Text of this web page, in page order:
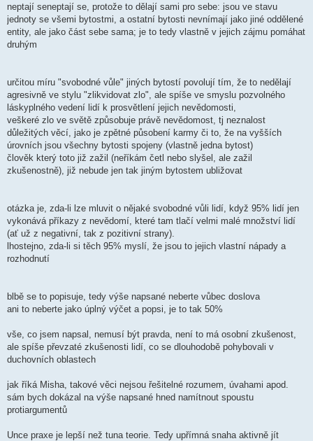
neptají seneptají se, protože to dělají sami pro sebe: jsou ve stavu
jednoty se všemi bytostmi, a ostatní bytosti nevnímají jako jiné oddělené
entity, ale jako část sebe sama; je to tedy vlastně v jejich zájmu pomáhat
druhým
určitou míru "svobodné vůle" jiných bytostí povolují tím, že to nedělají
agresivně ve stylu "zlikvidovat zlo", ale spíše ve smyslu pozvolného
láskyplného vedení lidí k prosvětlení jejich nevědomosti,
veškeré zlo ve světě způsobuje právě nevědomost, tj neznalost
důležitých věcí, jako je zpětné působení karmy či to, že na vyšších
úrovních jsou všechny bytosti spojeny (vlastně jedna bytost)
člověk který toto již zažil (neříkám četl nebo slyšel, ale zažil
zkušenostně), již nebude jen tak jiným bytostem ubližovat
otázka je, zda-li lze mluvit o nějaké svobodné vůli lidí, když 95% lidí jen
vykonává příkazy z nevědomí, které tam tlačí velmi malé množství lidí
(ať už z negativní, tak z pozitivní strany).
lhostejno, zda-li si těch 95% myslí, že jsou to jejich vlastní nápady a
rozhodnutí
blbě se to popisuje, tedy výše napsané neberte vůbec doslova
ani to neberte jako úplný výčet a popsi, je to tak 50%
vše, co jsem napsal, nemusí být pravda, není to má osobní zkušenost,
ale spíše převzaté zkušenosti lidí, co se dlouhodobě pohybovali v
duchovních oblastech
jak říká Misha, takové věci nejsou řešitelné rozumem, úvahami apod.
sám bych dokázal na výše napsané hned namítnout spoustu
protiargumentů
Unce praxe je lepší než tuna teorie. Tedy upřímná snaha aktivně jít